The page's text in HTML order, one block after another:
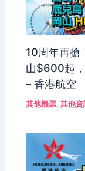
10周年再搶
山$600起
– 香港航空
其他機票,其他資